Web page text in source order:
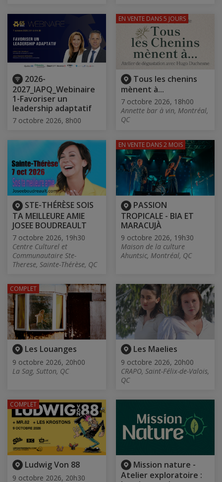
2026-
2027_IAPQ_Webinaire
1-Favoriser un
leadership adaptatif
7 octobre 2026, 8h00
Tous les chenins
mènent à...
7 octobre 2026, 18h00
Annette bar à vin, Montréal,
QC
EN VENTE DANS 5 JOURS
STE-THÉRÈSE SOIS
TA MEILLEURE AMIE
JOSEE BOUDREAULT
7 octobre 2026, 19h30
Centre Culturel et
Communautaire Ste-
Therese, Sainte-Thérèse, QC
PASSION
TROPICALE - BIA ET
MARACUJÀ
9 octobre 2026, 19h30
Maison de la culture
Ahuntsic, Montréal, QC
EN VENTE DANS 2 MOIS
Les Louanges
9 octobre 2026, 20h00
La Sag, Sutton, QC
COMPLET
Les Maelies
9 octobre 2026, 20h00
CRAPO, Saint-Félix-de-Valois,
QC
Ludwig Von 88
9 octobre 2026, 20h30
COMPLET
Mission nature -
Atelier exploratoire :